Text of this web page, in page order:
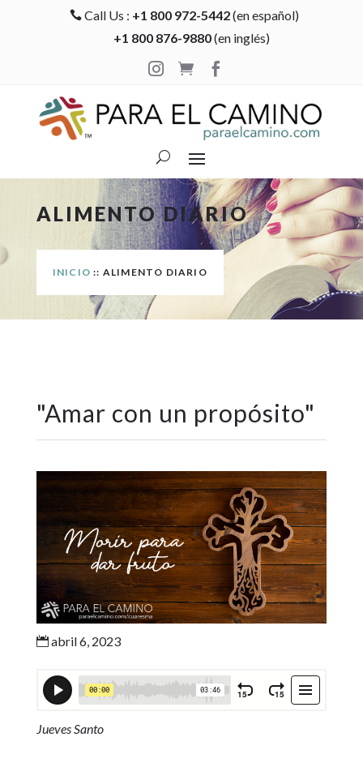
 Call Us : +1 800 972-5442(en español)
+1 800 876-9880(en inglés)

 
ALIMENTO DIARIO
INICIO :: ALIMENTO DIARIO
"Amar con un propósito"
abril 6, 2023
Jueves Santo